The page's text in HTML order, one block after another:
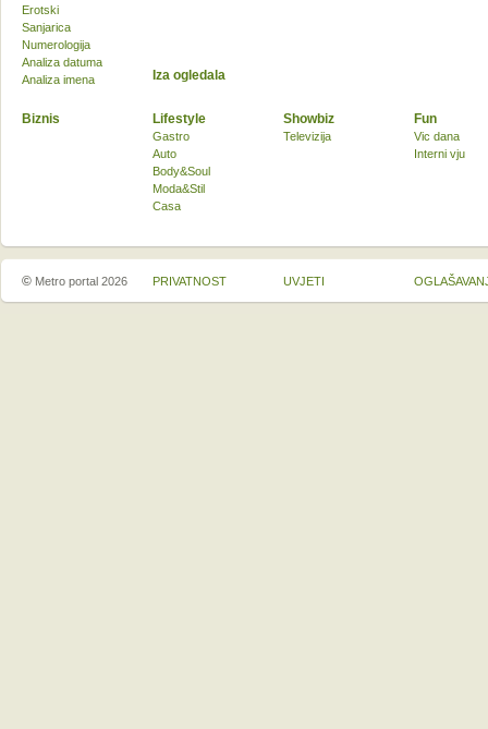
Biznis Lifestyle
Gastro
Auto
Body&Soul
Moda&Stil
Casa
Showbiz
Televizija
Fun
Vic dana
Interni vju
Erotski
Sanjarica
Numerologija
Analiza datuma
Analiza imena
Iza ogledala
© Metro portal 2026 PRIVATNOST UVJETI